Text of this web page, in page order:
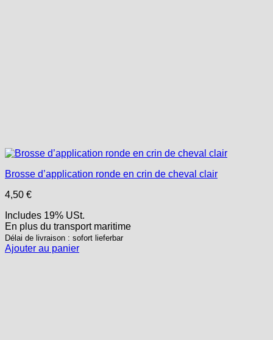
Brosse d’application ronde en crin de cheval clair
4,50 €
Includes 19% USt.
En plus du transportmaritime
Délai de livraison : sofort lieferbar
Ajouter au panier